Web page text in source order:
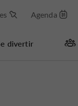
Agenda
divertir